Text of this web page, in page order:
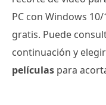
PC con Windows
gratis. Puede
continuación y
películas para